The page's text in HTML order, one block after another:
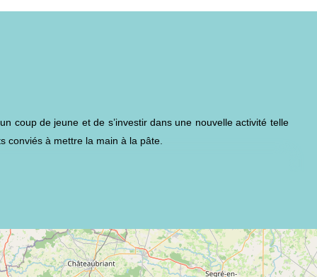
coup de jeune et de s’investir dans une nouvelle activité telle
conviés à mettre la main à la pâte.
regards ! Ancien menuisier, Marc a déployé tout son savoir-
toutes sortes d’animaux et volatiles,chevaux,cochons,
sont au programme ! Pour agrémenter votre séjour, une
autres animations s’y déroulent tout au long de la saison,